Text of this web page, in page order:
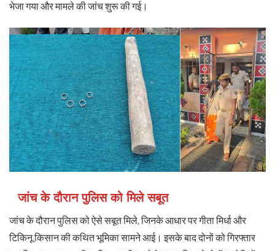
भेजा गया और मामले की जांच शुरू की गई।
जांच के दौरान पुलिस को मिले सबूत
जांच के दौरान पुलिस को ऐसे सबूत मिले, जिनके आधार पर गीता मिर्धा और
टिकिनू किसान की कथित भूमिका सामने आई। इसके बाद दोनों को गिरफ्तार